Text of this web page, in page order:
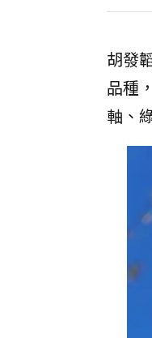
胡發
品種
軸、